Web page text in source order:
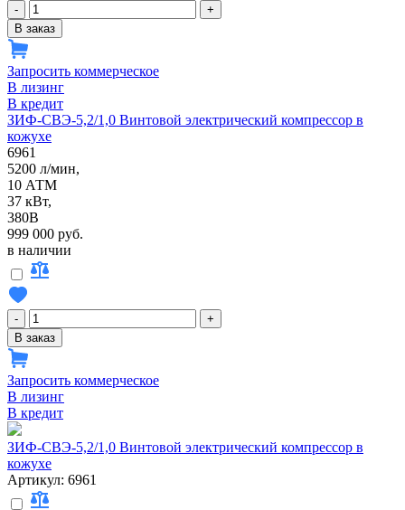
-
+
В заказ
Запросить коммерческое
В лизинг
В кредит
ЗИФ-СВЭ-5,2/1,0 Винтовой электрический компрессор в
кожухе
6961
5200 л/мин,
10 АТМ
37 кВт,
380В
999 000 руб.
в наличии
-
+
В заказ
Запросить коммерческое
В лизинг
В кредит
ЗИФ-СВЭ-5,2/1,0 Винтовой электрический компрессор в
кожухе
Артикул: 6961